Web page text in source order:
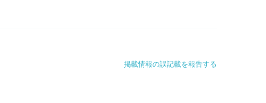
掲載情報の誤記載を報告する